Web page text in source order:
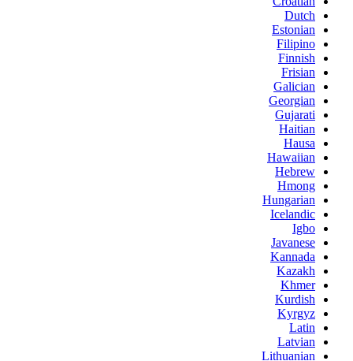
Dutch
Estonian
Filipino
Finnish
Frisian
Galician
Georgian
Gujarati
Haitian
Hausa
Hawaiian
Hebrew
Hmong
Hungarian
Icelandic
Igbo
Javanese
Kannada
Kazakh
Khmer
Kurdish
Kyrgyz
Latin
Latvian
Lithuanian